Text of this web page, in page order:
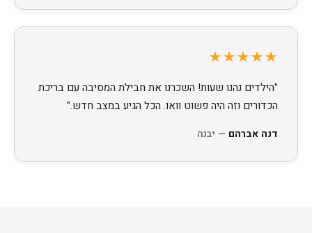
★★★★★
"הילדים נהנו שעות! השכרנו את חבילת המסיבה עם בריכת
הכדורים וזה היה פשוט וואו. הכל הגיע במצב חדש."
דנה אברהם — יבנה